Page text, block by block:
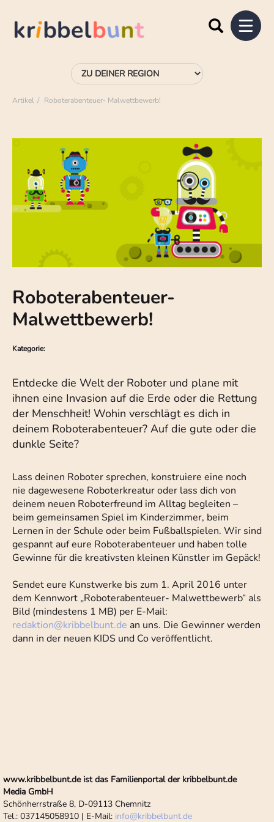
Artikel Roboterabenteuer- Malwettbewerb!
Roboterabenteuer-
Malwettbewerb!
Kategorie:
Entdecke die Welt der Roboter und plane mit
ihnen eine Invasion auf die Erde oder die Rettung
der Menschheit! Wohin verschlägt es dich in
deinem Roboterabenteuer? Auf die gute oder die
dunkle Seite?
Lass deinen Roboter sprechen, konstruiere eine noch
nie dagewesene Roboterkreatur oder lass dich von
deinem neuen Roboterfreund im Alltag begleiten –
beim gemeinsamen Spiel im Kinderzimmer, beim
Lernen in der Schule oder beim Fußballspielen. Wir sind
gespannt auf eure Roboterabenteuer und haben tolle
Gewinne für die kreativsten kleinen Künstler im Gepäck!
Sendet eure Kunstwerke bis zum 1. April 2016 unter
dem Kennwort „Roboterabenteuer- Malwettbewerb“ als
Bild (mindestens 1 MB) per E-Mail:
redaktion@kribbelbunt.de an uns. Die Gewinner werden
dann in der neuen KIDS und Co veröffentlicht.
www.kribbelbunt.de ist das Familienportal der kribbelbunt.de
Media GmbH
Schönherrstraße 8, D-09113 Chemnitz
Tel.: 037145058910 | E-Mail: info@kribbelbunt.de